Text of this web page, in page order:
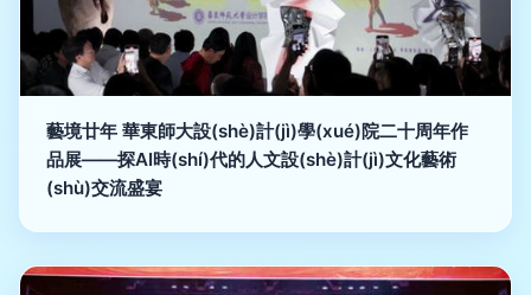
藝境廿年 華東師大設(shè)計(jì)學(xué)院二十周年作
品展——探AI時(shí)代的人文設(shè)計(jì)文化藝術
(shù)交流盛宴